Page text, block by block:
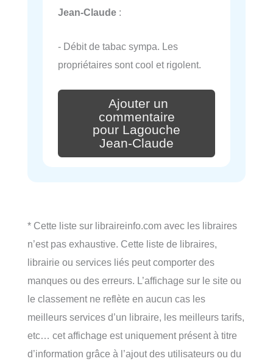
Jean-Claude :
- Débit de tabac sympa. Les
propriétaires sont cool et rigolent.
Ajouter un
commentaire
pour Lagouche
Jean-Claude
* Cette liste sur libraireinfo.com avec les libraires
n’est pas exhaustive. Cette liste de libraires,
librairie ou services liés peut comporter des
manques ou des erreurs. L’affichage sur le site ou
le classement ne reflète en aucun cas les
meilleurs services d’un libraire, les meilleurs tarifs,
etc… cet affichage est uniquement présent à titre
d’information grâce à l’ajout des utilisateurs ou du